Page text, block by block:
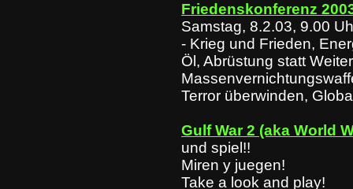
Friedenskonferenz
Samstag, 8.2.03, 9.00
- Krieg und Frieden,
Öl, Abrüstung statt
Terror überwinden,
Gulf War 2 (aka World
und spiel!!
Miren y juegen!
Take a look and play!